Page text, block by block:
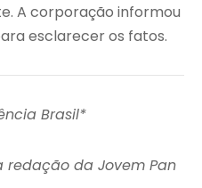
A corporação informou
esclarecer os fatos.
Brasil*
redação da Jovem Pan